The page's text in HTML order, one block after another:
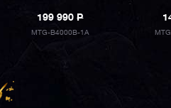
199 990P
MTG-B4000B-1A